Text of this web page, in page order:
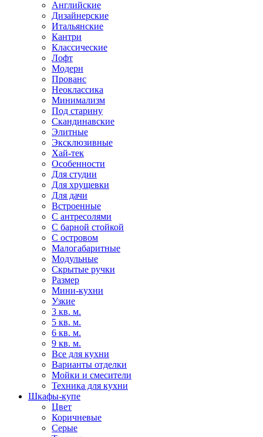
Английские
Дизайнерские
Итальянские
Кантри
Классические
Лофт
Модерн
Прованс
Неоклассика
Минимализм
Под старину
Скандинавские
Элитные
Эксклюзивные
Хай-тек
Особенности
Для студии
Для хрущевки
Для дачи
Встроенные
С антресолями
С барной стойкой
С островом
Малогабаритные
Модульные
Скрытые ручки
Размер
Мини-кухни
Узкие
3 кв. м.
5 кв. м.
6 кв. м.
9 кв. м.
Все для кухни
Варианты отделки
Мойки и смесители
Техника для кухни
Шкафы-купе
Цвет
Коричневые
Серые